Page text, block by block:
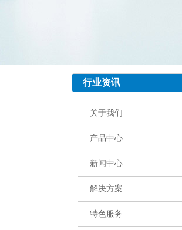
行业资讯
关于我们
产品中心
新闻中心
解决方案
特色服务